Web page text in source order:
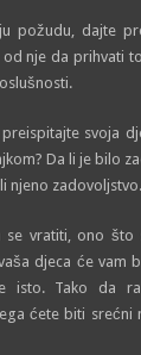
požudu, dajte
nje da prihvati
svoja
Da li je bilo
njeno zadovoljstvo.
se vratiti, ono što
djeca će vam
isto. Tako da
ćete biti srećni